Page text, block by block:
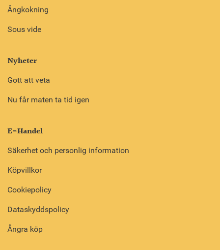
Ångkokning
Sous vide
Nyheter
Gott att veta
Nu får maten ta tid igen
E-Handel
Säkerhet och personlig information
Köpvillkor
Cookiepolicy
Dataskyddspolicy
Ångra köp